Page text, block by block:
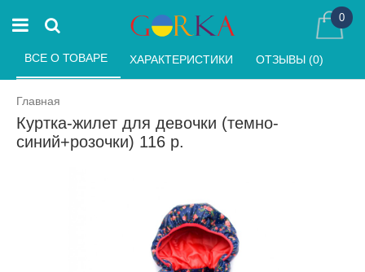
0
Главная
Куртка-жилет для девочки (темно-
синий+розочки) 116 р.
ВСЕ О ТОВАРЕ ХАРАКТЕРИСТИКИ ОТЗЫВЫ (0)